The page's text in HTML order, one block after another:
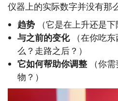
仪器上的实际数字并没有那
趋势 （它是在上升还是下
与之前的变化（在你吃东
么？走路之后？）
它如何帮助你调整 （你
物？）